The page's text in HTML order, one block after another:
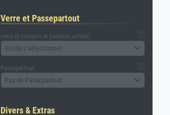
Verre et Passepartout
verre (y compris le panneau arrière)
Veuillez sélectionner
Passepartout
Pas de Passepartout
Divers & Extras